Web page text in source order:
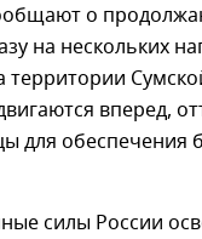
о
на нескольких
территории
вперед,
для обеспечения
силы России